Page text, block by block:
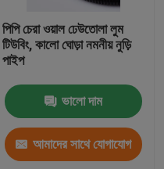
পিপি চেরা ওয়াল ঢেউতোলা লুম
টিউবিং, কালো ঘোড়া নমনীয় নুড়ি
পাইপ
ভালো দাম
আমাদের সাথে যোগাযোগ